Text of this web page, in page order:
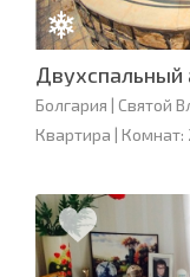
Двухспальный
Болгария | Святой
Квартира | Комнат: